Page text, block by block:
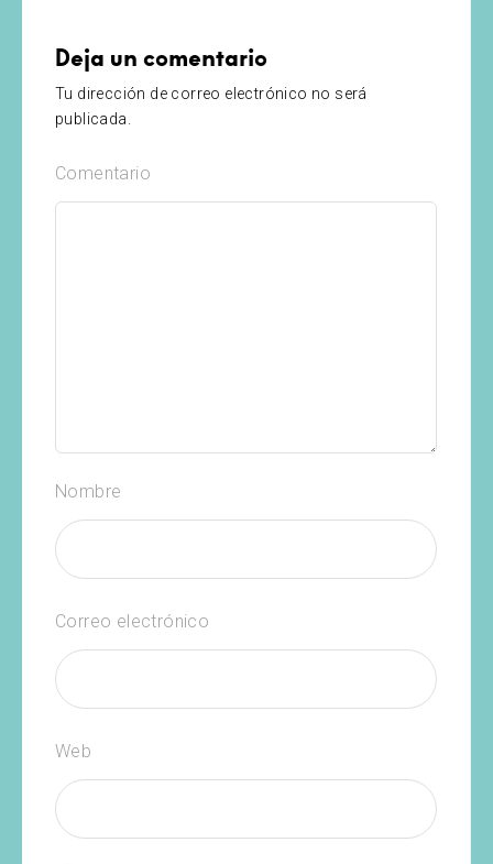
Deja un comentario
Tu dirección de correo electrónico no será
publicada.
Comentario
Nombre
Correo electrónico
Web